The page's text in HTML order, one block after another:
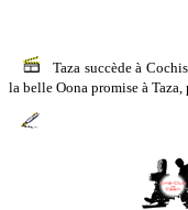
Taza succède à
la belle Oona promise à